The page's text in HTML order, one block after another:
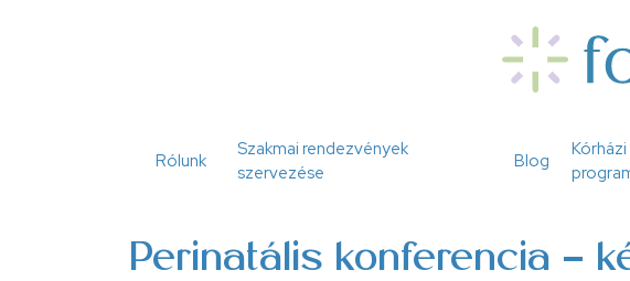
Rólunk
Szakmai rendezvények
szervezése
Blog
Perinatális konferencia -